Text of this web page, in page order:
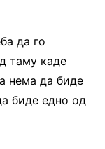
да го
таму каде
нема да биде
биде едно од